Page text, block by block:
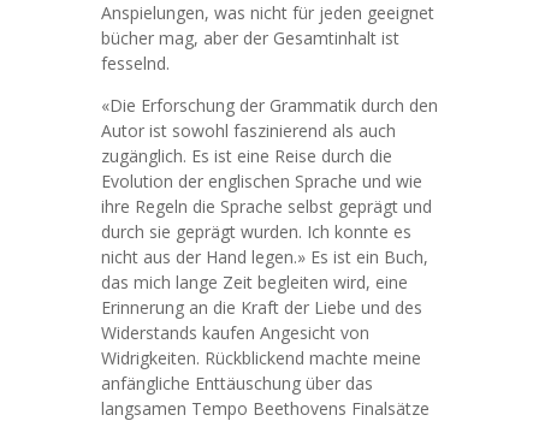
Anspielungen, was nicht für jeden geeignet
bücher mag, aber der Gesamtinhalt ist
fesselnd.
«Die Erforschung der Grammatik durch den
Autor ist sowohl faszinierend als auch
zugänglich. Es ist eine Reise durch die
Evolution der englischen Sprache und wie
ihre Regeln die Sprache selbst geprägt und
durch sie geprägt wurden. Ich konnte es
nicht aus der Hand legen.» Es ist ein Buch,
das mich lange Zeit begleiten wird, eine
Erinnerung an die Kraft der Liebe und des
Widerstands kaufen Angesicht von
Widrigkeiten. Rückblickend machte meine
anfängliche Enttäuschung über das
langsamen Tempo Beethovens Finalsätze